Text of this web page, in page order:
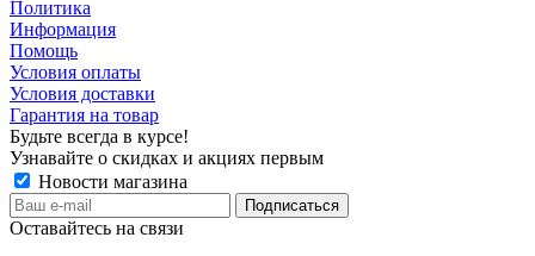
Политика
Информация
Помощь
Условия оплаты
Условия доставки
Гарантия на товар
Будьте всегда в курсе!
Узнавайте о скидках и акциях первым
Новости магазина
Оставайтесь на связи